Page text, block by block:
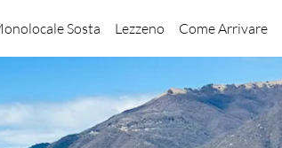
Sosta Lezzeno Come Arrivare